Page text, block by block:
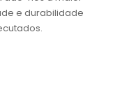
e durabilidade